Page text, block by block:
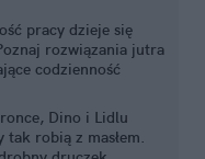
pracy dzieje się
rozwiązania jutra
codzienność
Dino i Lidlu
tak robią z masłem.